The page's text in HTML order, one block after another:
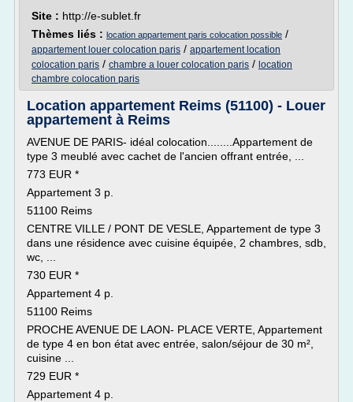
Site : http://e-sublet.fr
Thèmes liés : location appartement paris colocation possible /
appartement louer colocation paris / appartement location
colocation paris / chambre a louer colocation paris / location
chambre colocation paris
Location appartement Reims (51100) - Louer
appartement à Reims
AVENUE DE PARIS- idéal colocation........Appartement de
type 3 meublé avec cachet de l'ancien offrant entrée, ...
773 EUR *
Appartement 3 p.
51100 Reims
CENTRE VILLE / PONT DE VESLE, Appartement de type 3
dans une résidence avec cuisine équipée, 2 chambres, sdb,
wc, ...
730 EUR *
Appartement 4 p.
51100 Reims
PROCHE AVENUE DE LAON- PLACE VERTE, Appartement
de type 4 en bon état avec entrée, salon/séjour de 30 m²,
cuisine ...
729 EUR *
Appartement 4 p.